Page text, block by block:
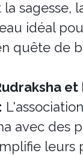
sagesse,
idéal
quête de
et
avec des
leurs